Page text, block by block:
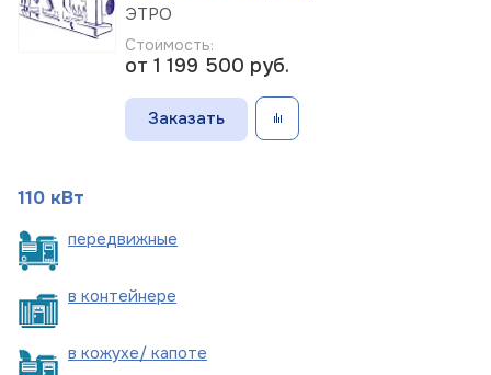
ЭТРО
Стоимость:
от 1 199 500 руб.
Заказать
110 кВт
передвижные
в контейнере
в кожухе/ капоте